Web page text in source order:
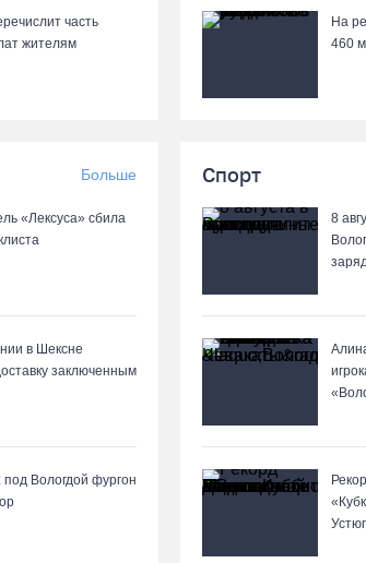
часть
жителям
На
460
Больше
«Лексуса» сбила
в Шексне
заключенным
Вологдой фургон
Спорт
8